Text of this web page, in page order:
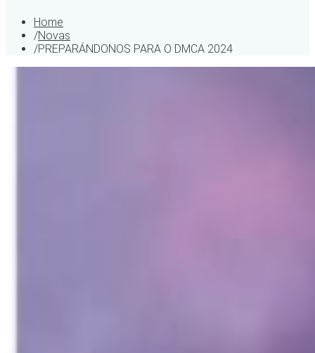
Home
/Novas
/PREPARÁNDONOS PARA O DMCA 2024